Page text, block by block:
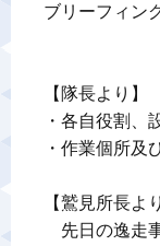
ブリーフィン
【隊長より】
・各自役割、
・作業個所及
【鷲見所長よ
先日の逸走